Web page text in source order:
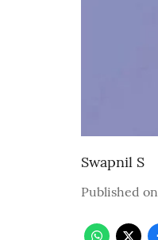
Swapnil S
Published on